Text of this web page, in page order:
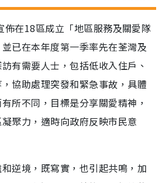
佈在18區成立「地區服務及關愛隊
已在本年度第一季率先在荃灣及
有需要人士，包括低收入住戶、
協助處理突發和緊急事故，具體
所不同，目標是分享關愛精神，
聚力，適時向政府反映市民意
逆境，既寫實，也引起共鳴，加